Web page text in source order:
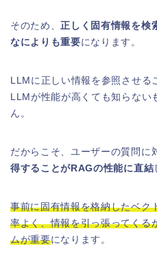
そのため、 正しく固有情報を検
なによりも重要になります。
LLMに正しい情報を参照させ
LLMが性能が高くても知らな
ん。
だからこそ、ユーザーの質問に
得することがRAGの性能に直結
事前に固有情報を格納したベク
率よく、情報を引っ張ってくる
ムが重要になります。